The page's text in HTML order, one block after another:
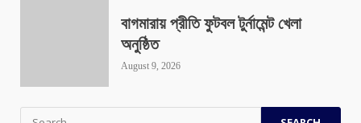
বাগমারায় প্রীতি ফুটবল টুর্নামেন্ট খেলা
অনুষ্ঠিত
August 9, 2026